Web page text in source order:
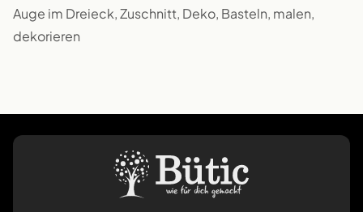
Auge im Dreieck, Zuschnitt, Deko, Basteln, malen,
dekorieren